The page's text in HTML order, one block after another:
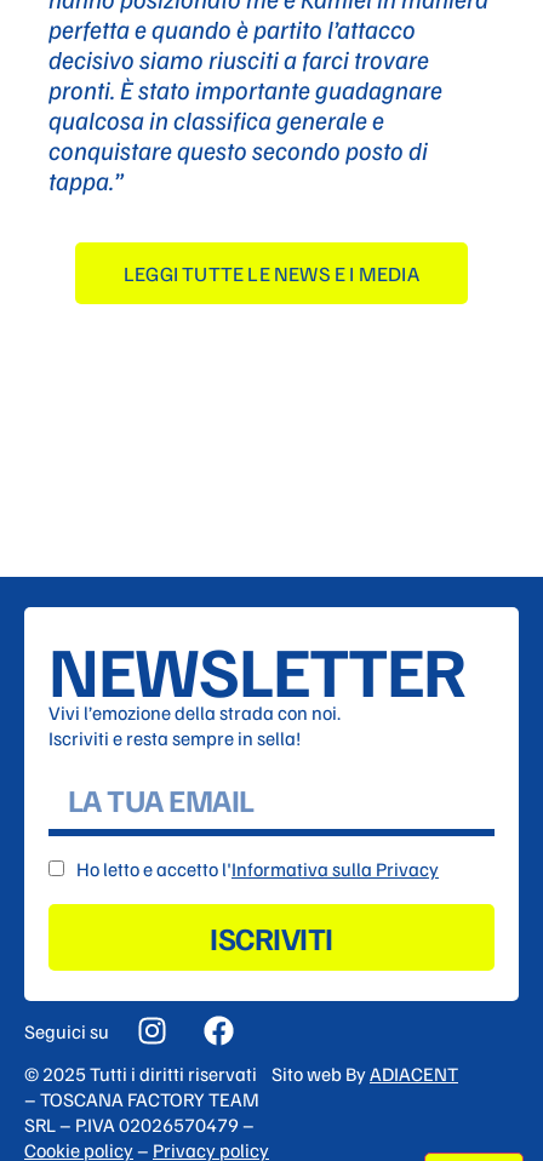
perfetta e quando è partito l’attacco
decisivo siamo riusciti a farci trovare
pronti. È stato importante guadagnare
qualcosa in classifica generale e
conquistare questo secondo posto di
tappa.”
LEGGI TUTTE LE NEWS E I MEDIA
NEWSLETTER
Vivi l’emozione della strada con noi.
Iscriviti e resta sempre in sella!
Ho letto e accetto l'Informativa sulla Privacy
ISCRIVITI
Seguici su
© 2025 Tutti i diritti riservati
– TOSCANA FACTORY TEAM
SRL – P.IVA 02026570479 –
Cookie policy– Privacy policy
Sito web ByADIACENT